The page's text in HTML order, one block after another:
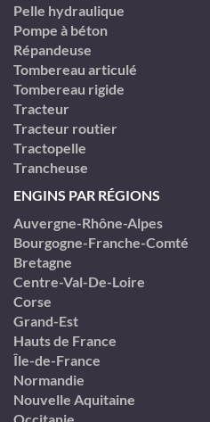
Pelle hydraulique
Pompe à béton
Répandeuse
Tombereau articulé
Tombereau rigide
Tracteur
Tracteur routier
Tractopelle
Trancheuse
ENGINS PAR RÉGIONS
Auvergne-Rhône-Alpes
Bourgogne-Franche-Comté
Bretagne
Centre-Val-De-Loire
Corse
Grand-Est
Hauts de France
Île-de-France
Normandie
Nouvelle Aquitaine